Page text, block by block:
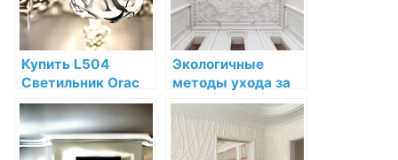
Купить L504
Светильник Orac
Decor
Дюрополимер по
низкой цене в
Экологичные
методы ухода за
декоративной
лепниной